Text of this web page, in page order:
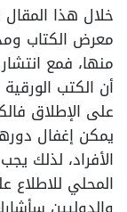
خلال هذا
معرض الكتاب
منها، فمع
أن الكتب
على الإطلاق
يمكن إغفال
الأفراد، لذلك
المحلي للاطلاع